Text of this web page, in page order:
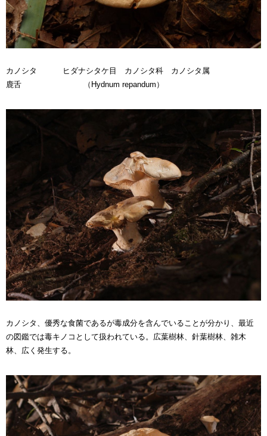
カノシタ ヒダナシタケ目 カノシタ科 カノシタ属
鹿舌 （Hydnum repandum）
カノシタ、優秀な食菌であるが毒成分を含んでいることが分かり、最近
の図鑑では毒キノコとして扱われている。広葉樹林、針葉樹林、雑木
林、広く発生する。